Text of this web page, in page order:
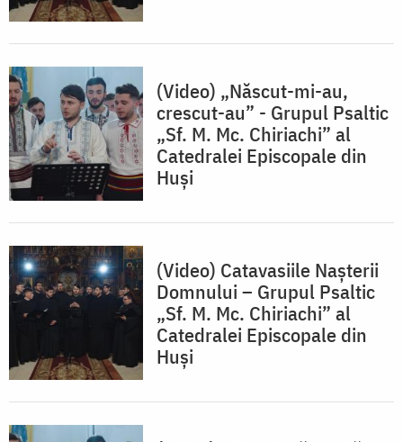
(Video) „Născut-mi-au,
crescut-au” - Grupul Psaltic
„Sf. M. Mc. Chiriachi” al
Catedralei Episcopale din
Huși
(Video) Catavasiile Nașterii
Domnului – Grupul Psaltic
„Sf. M. Mc. Chiriachi” al
Catedralei Episcopale din
Huși